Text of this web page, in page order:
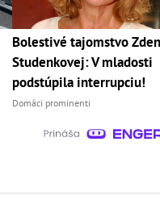
Bolestivé tajomstvo
Studenkovej: V mladosti
podstúpila interrupciu!
Domáci prominenti